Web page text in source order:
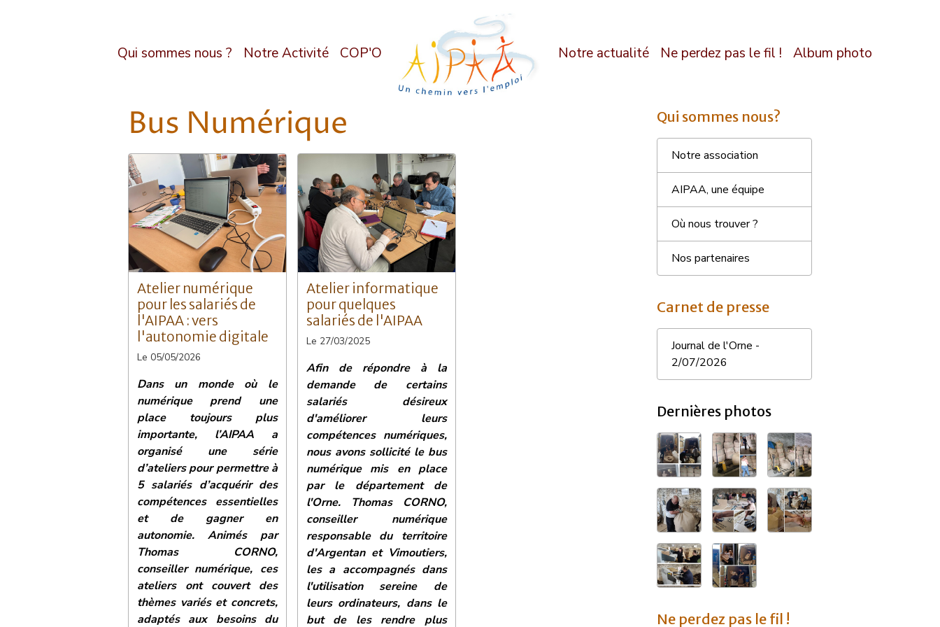
Qui sommes nous ? Notre Activité COP'O Notre actualité Ne perdez pas le fil ! Album photo
Bus Numérique
Atelier numérique
pour les salariés de
l'AIPAA : vers
l'autonomie digitale
Le 05/05/2026
Dans un monde où le
numérique prend une
place toujours plus
importante, l’AIPAA a
organisé une série
d’ateliers pour permettre à
5 salariés d’acquérir des
compétences essentielles
et de gagner en
autonomie. Animés par
Thomas CORNO,
conseiller numérique, ces
ateliers ont couvert des
thèmes variés et concrets,
adaptés aux besoins du
Atelier informatique
pour quelques
salariés de l'AIPAA
Le 27/03/2025
Afin de répondre à la
demande de certains
salariés désireux
d'améliorer leurs
compétences numériques,
nous avons sollicité le bus
numérique mis en place
par le département de
l'Orne. Thomas CORNO,
conseiller numérique
responsable du territoire
d'Argentan et Vimoutiers,
les a accompagnés dans
l'utilisation sereine de
leurs ordinateurs, dans le
but de les rendre plus
Qui sommes nous?
Notre association
AIPAA, une équipe
Où nous trouver ?
Nos partenaires
Carnet de presse
Journal de l'Orne -
2/07/2026
Dernières photos
Ne perdez pas le fil !